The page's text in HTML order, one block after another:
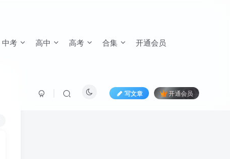
中考 高中 高考 合集 开通会员
写文章 开通会员